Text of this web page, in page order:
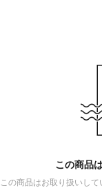
この商品
この商品はお取り扱いし